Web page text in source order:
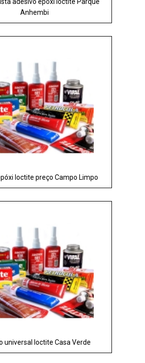
Anhembi
loctite preço Campo Limpo
universal loctite Casa Verde